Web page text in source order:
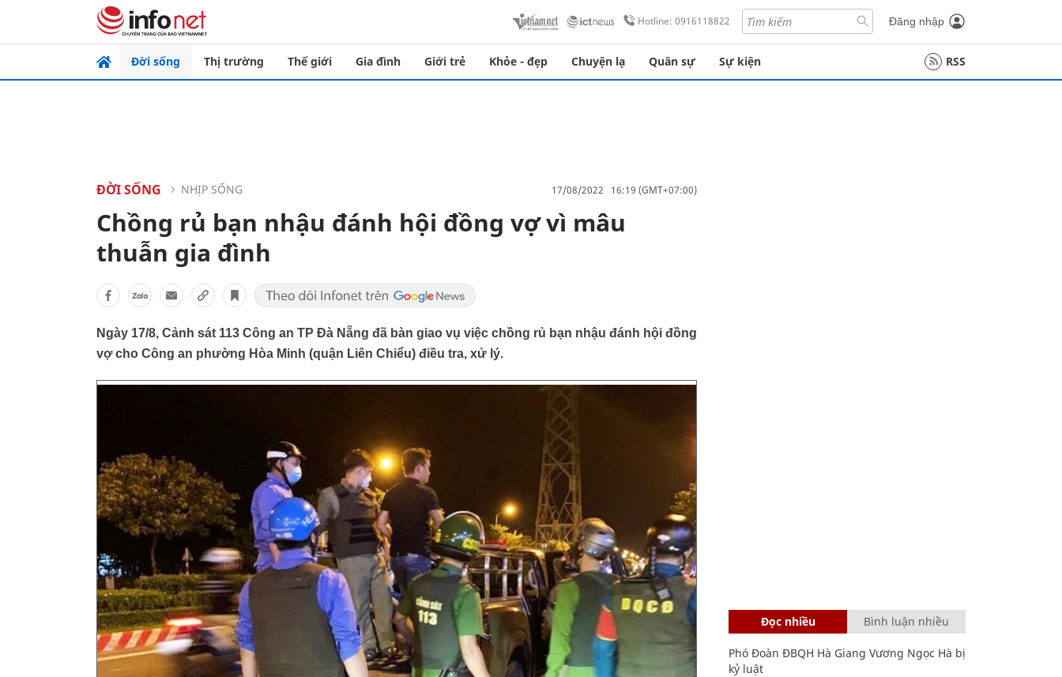
Hotline: 0916118822 Đăng nhập
Đời sống Thị trường Thế giới Gia đình Giới trẻ Khỏe - đẹp Chuyện lạ Quân sự Sự kiện RSS
ĐỜI SỐNG NHỊP SỐNG 17/08/2022 16:19 (GMT+07:00)
Chồng rủ bạn nhậu đánh hội đồng vợ vì mâu
thuẫn gia đình
Ngày 17/8, Cảnh sát 113 Công an TP Đà Nẵng đã bàn giao vụ việc chồng rủ bạn nhậu đánh hội đồng
vợ cho Công an phường Hòa Minh (quận Liên Chiểu) điều tra, xử lý.
Đọc nhiều Bình luận nhiều
Phó Đoàn ĐBQH Hà Giang Vương Ngọc Hà bị
kỷ luật